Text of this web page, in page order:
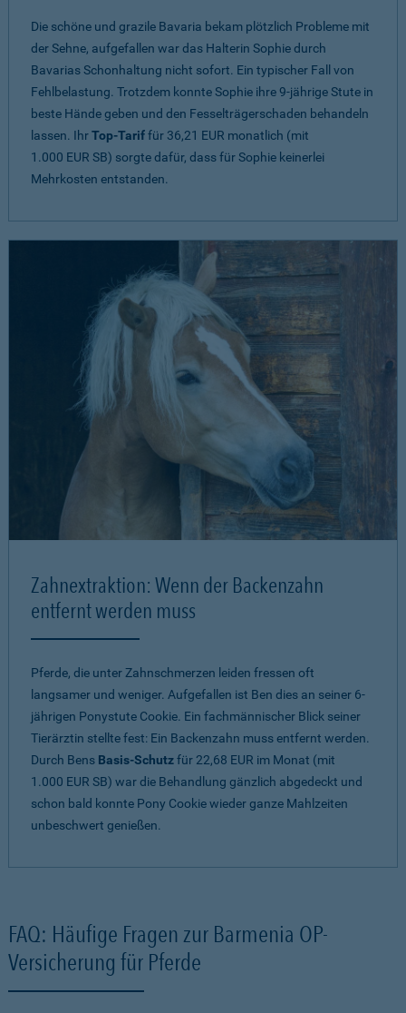
Die schöne und grazile Bavaria bekam plötzlich Probleme mit
der Sehne, aufgefallen war das Halterin Sophie durch
Bavarias Schonhaltung nicht sofort. Ein typischer Fall von
Fehlbelastung. Trotzdem konnte Sophie ihre 9-jährige Stute in
beste Hände geben und den Fesselträgerschaden behandeln
lassen. IhrTop-Tariffür 36,21 EUR monatlich (mit
1.000 EUR SB) sorgte dafür, dass für Sophie keinerlei
Mehrkosten entstanden.
Zahnextraktion: Wenn der Backenzahn
entfernt werden muss
Pferde, die unter Zahnschmerzen leiden fressen oft
langsamer und weniger. Aufgefallen ist Ben dies an seiner 6-
jährigen Ponystute Cookie. Ein fachmännischer Blick seiner
Tierärztin stellte fest: Ein Backenzahn muss entfernt werden.
Durch Bens Basis-Schutzfür 22,68 EUR im Monat (mit
1.000 EUR SB) war die Behandlung gänzlich abgedeckt und
schon bald konnte Pony Cookie wieder ganze Mahlzeiten
unbeschwert genießen.
FAQ: Häufige Fragen zur Barmenia OP-
Versicherung für Pferde